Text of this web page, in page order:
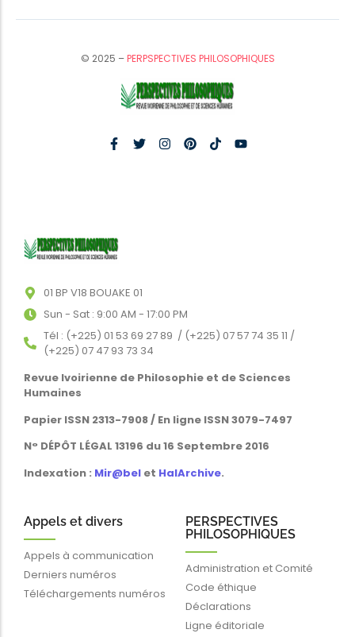
© 2025 –PERPSPECTIVES PHILOSOPHIQUES
01 BP V18 BOUAKE 01
Sun - Sat : 9:00 AM - 17:00 PM
Tél : (+225) 01 53 69 27 89 / (+225) 07 57 74 35 11 /
(+225) 07 47 93 73 34
Revue Ivoirienne de Philosophie et de Sciences
Humaines
Papier ISSN 2313-7908 / En ligne ISSN 3079-7497
N° DÉPÔT LÉGAL 13196 du 16 Septembre 2016
Indexation : Mir@bel et HalArchive.
Appels et divers
Appels à communication
Derniers numéros
Téléchargements numéros
PERSPECTIVES
PHILOSOPHIQUES
Administration et Comité
Code éthique
Déclarations
Ligne éditoriale